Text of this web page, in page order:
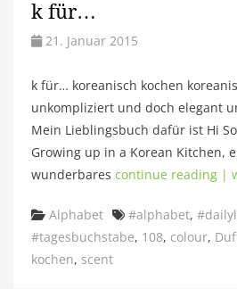
k für…
21. Januar 2015
k für… koreanisch kochen
unkompliziert und doch elegant
Mein Lieblingsbuch dafür ist Hi
Growing up in a Korean Kitchen,
wunderbares continue reading |
Categories
Alphabet Tags
#alphabet,
#tagesbuchstabe, 108, colour,
kochen, scent